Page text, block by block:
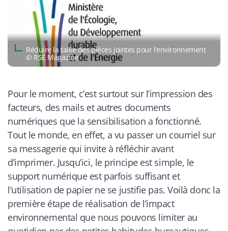
​Réduire la taille des pièces jointes pour l’environnement
© RSE Magazine
Pour le moment, c’est surtout sur l’impression des
facteurs, des mails et autres documents
numériques que la sensibilisation a fonctionné.
Tout le monde, en effet, a vu passer un courriel sur
sa messagerie qui invite à réfléchir avant
d’imprimer. Jusqu’ici, le principe est simple, le
support numérique est parfois suffisant et
l’utilisation de papier ne se justifie pas. Voilà donc la
première étape de réalisation de l’impact
environnemental que nous pouvons limiter au